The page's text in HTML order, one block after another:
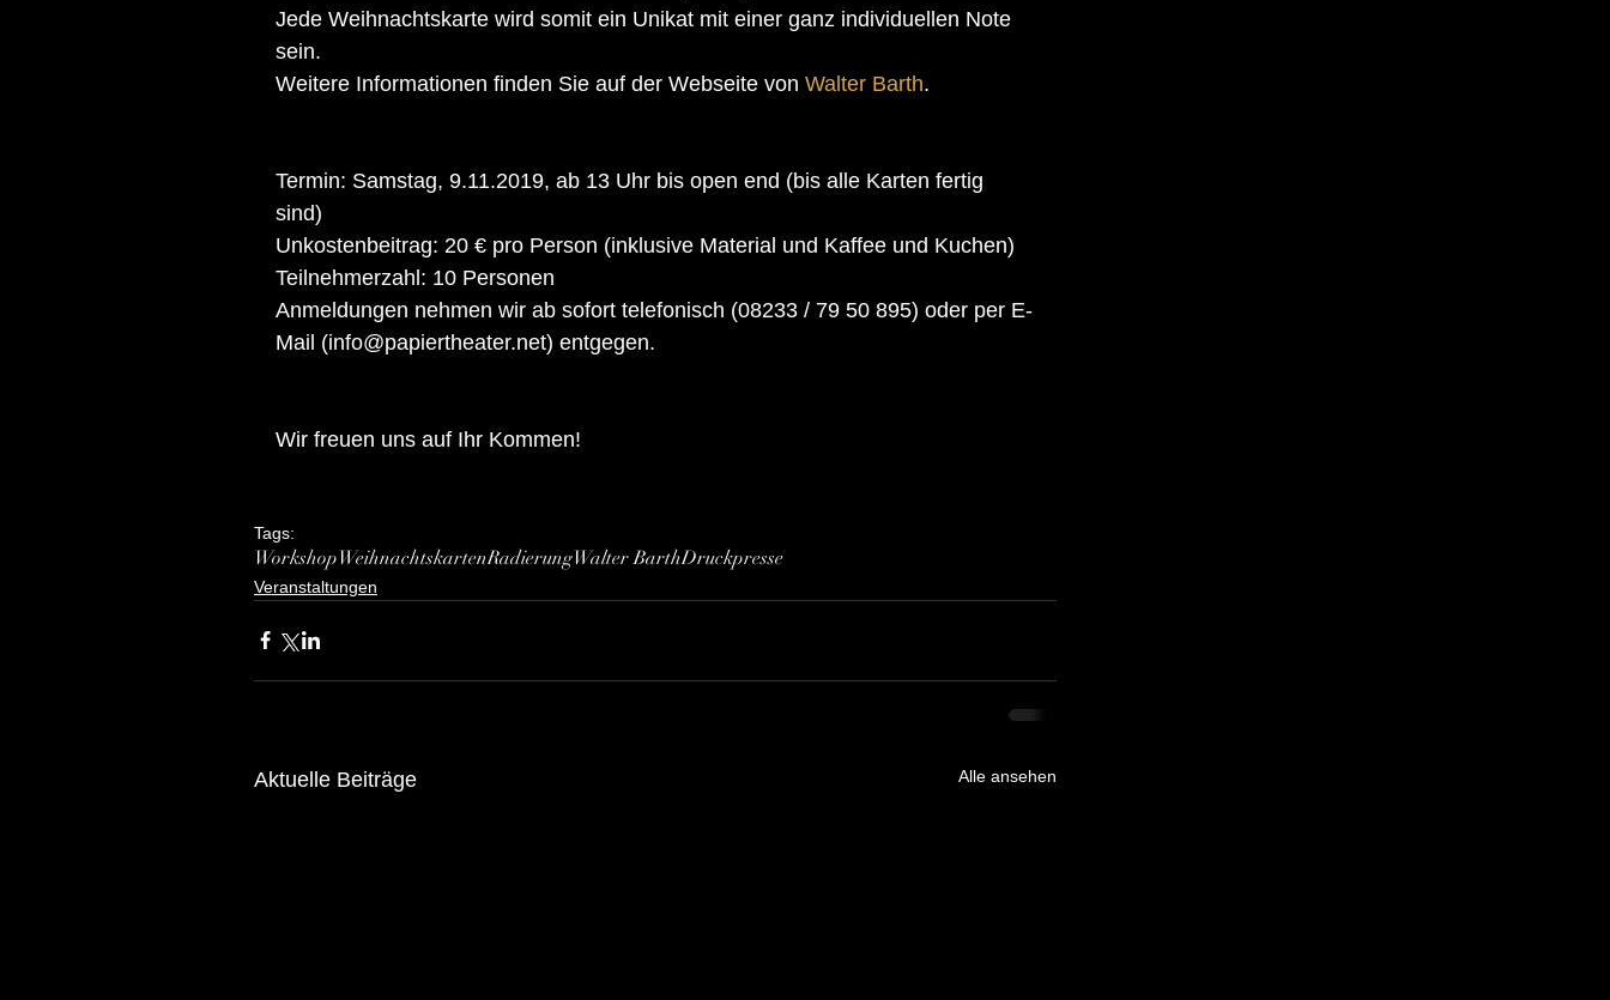
Jede Weihnachtskarte wird somit ein Unikat mit einer ganz individuellen Note
sein.
Weitere Informationen finden Sie auf der Webseite von Walter Barth.
Termin: Samstag, 9.11.2019, ab 13 Uhr bis open end (bis alle Karten fertig
sind)
Unkostenbeitrag: 20 € pro Person (inklusive Material und Kaffee und Kuchen)
Teilnehmerzahl: 10 Personen
Anmeldungen nehmen wir ab sofort telefonisch (08233 / 79 50 895) oder per E-
Mail (info@papiertheater.net) entgegen.
Wir freuen uns auf Ihr Kommen!
Tags:
WorkshopWeihnachtskartenRadierungWalter BarthDruckpresse
Veranstaltungen
Aktuelle Beiträge Alle ansehen